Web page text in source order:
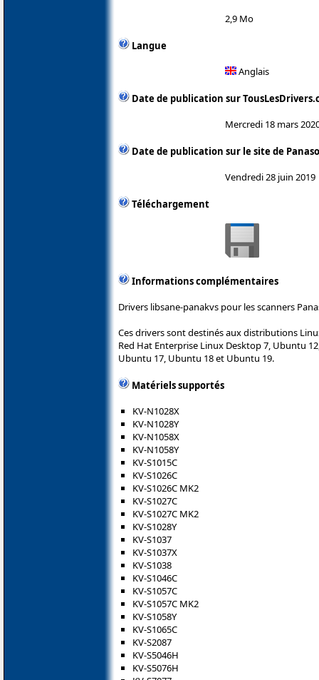
2,9 Mo
Langue
Anglais
Date de publication sur
Mercredi 18 mars
Date de publication sur le site de
Vendredi 28 juin 2019
Téléchargement
Informations complémentaires
Drivers libsane-panakvs pour les scanners
Ces drivers sont destinés aux distributions
Red Hat Enterprise Linux Desktop 7, Ubuntu
Ubuntu 17, Ubuntu 18 et Ubuntu 19.
Matériels supportés
KV-N1028X
KV-N1028Y
KV-N1058X
KV-N1058Y
KV-S1015C
KV-S1026C
KV-S1026C MK2
KV-S1027C
KV-S1027C MK2
KV-S1028Y
KV-S1037
KV-S1037X
KV-S1038
KV-S1046C
KV-S1057C
KV-S1057C MK2
KV-S1058Y
KV-S1065C
KV-S2087
KV-S5046H
KV-S5076H